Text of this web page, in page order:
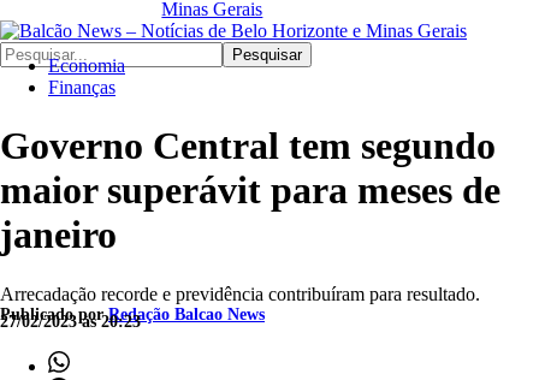
Pesquisar
Economia
Finanças
Governo Central tem segundo
maior superávit para meses de
janeiro
Arrecadação recorde e previdência contribuíram para resultado.
Publicado porRedação Balcao News
27/02/2023 às 20:23